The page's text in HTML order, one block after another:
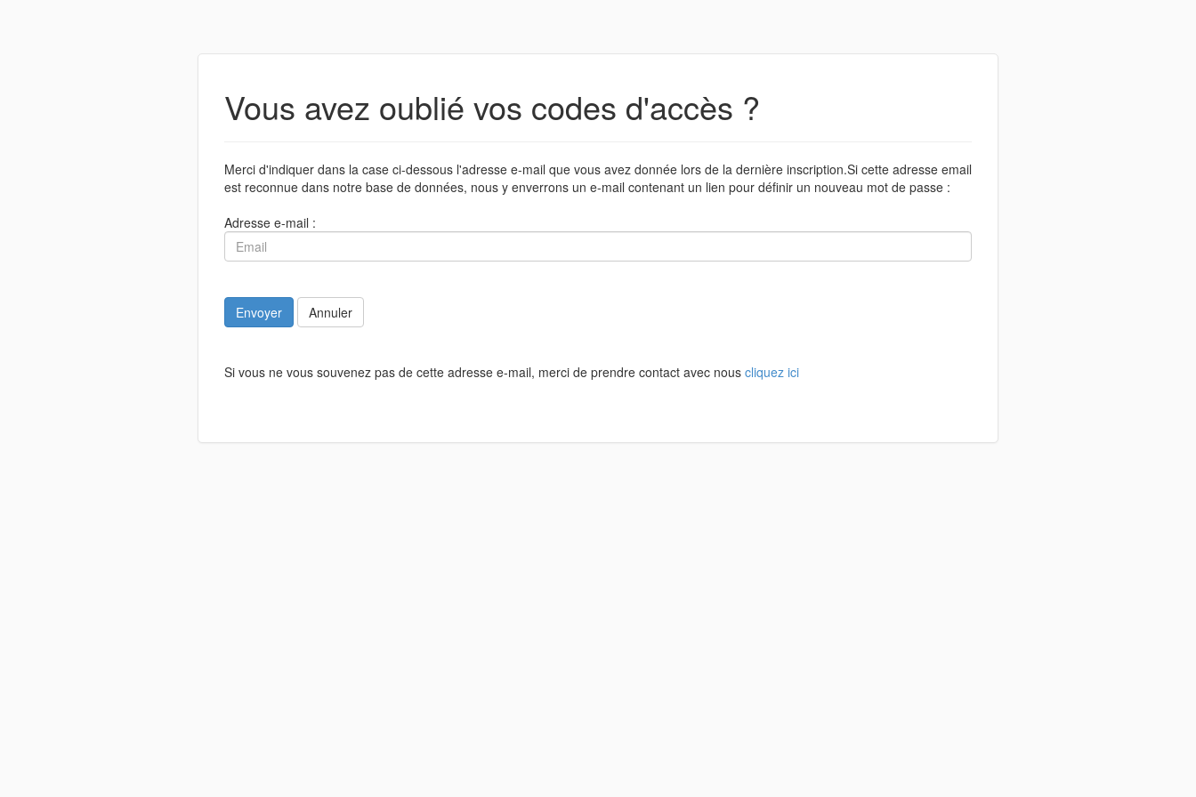
Vous avez oublié vos codes d'accès ?
Merci d'indiquer dans la case ci-dessous l'adresse e-mail que vous avez donnée lors de la dernière inscription.Si cette adresse email
est reconnue dans notre base de données, nous y enverrons un e-mail contenant un lien pour définir un nouveau mot de passe :
Adresse e-mail :
Envoyer Annuler
Si vous ne vous souvenez pas de cette adresse e-mail, merci de prendre contact avec nous cliquez ici